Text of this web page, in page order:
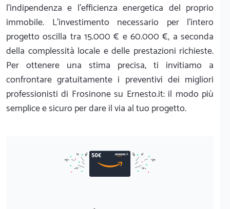
l'indipendenza e l'efficienza energetica del proprio
immobile. L'investimento necessario per l'intero
progetto oscilla tra 15.000 € e 60.000 €, a seconda
della complessità locale e delle prestazioni richieste.
Per ottenere una stima precisa, ti invitiamo a
confrontare gratuitamente i preventivi dei migliori
professionisti di Frosinone su Ernesto.it: il modo più
semplice e sicuro per dare il via al tuo progetto.